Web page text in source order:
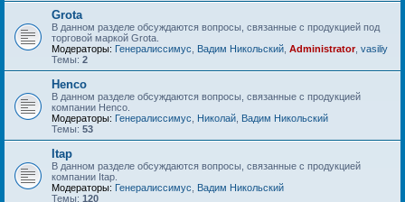
Grota
В данном разделе обсуждаются вопросы, связанные с продукцией под
торговой маркой Grota.
Модераторы: Генералиссимус Вадим Никольский Administrator, vasiliy
Темы: 2
Henco
В данном разделе обсуждаются вопросы, связанные с продукцией
компании Henco.
Модераторы: Генералиссимус Николай Вадим Никольский
Темы: 53
Itap
В данном разделе обсуждаются вопросы, связанные с продукцией
компании Itap.
Модераторы: Генералиссимус
Вадим Никольский
Темы: 120